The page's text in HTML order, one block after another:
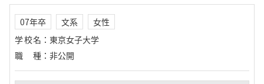
07年卒 文系
女性
学校名 ： 東京女子大学
職種 ： 非公開